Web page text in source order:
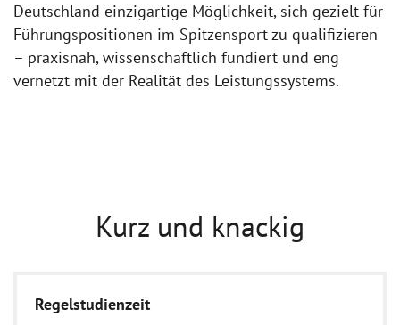
Deutschland einzigartige Möglichkeit, sich gezielt für
Führungspositionen im Spitzensport zu qualifizieren
– praxisnah, wissenschaftlich fundiert und eng
vernetzt mit der Realität des Leistungssystems.
Kurz und knackig
Regelstudienzeit